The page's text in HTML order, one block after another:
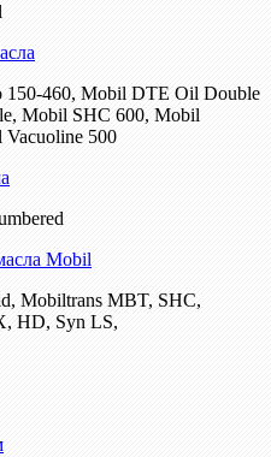
150-460, Mobil DTE Oil Double
Mobil SHC 600, Mobil
500
Mobil
Mobiltrans MBT, SHC,
HD, Syn LS,